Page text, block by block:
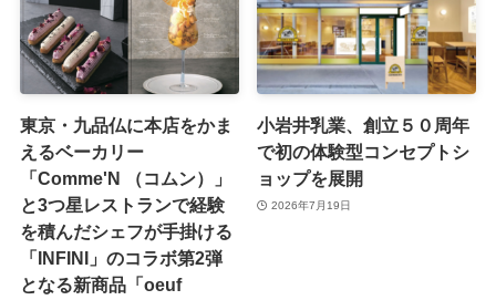
東京・九品仏に本店をかま
えるベーカリー
「Comme'N （コムン）」
と3つ星レストランで経験
を積んだシェフが手掛ける
「INFINI」のコラボ第2弾
となる新商品「oeuf
小岩井乳業、創立５０周年
で初の体験型コンセプトシ
ョップを展開
2026年7月19日